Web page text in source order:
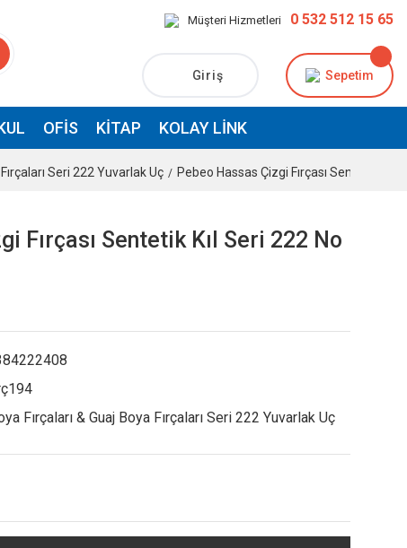
Müşteri Hizmetleri 0 532 512 15 65
Giriş Sepetim
OFIS KITAP KOLAY LINK
Seri 222 Yuvarlak Uç Pebeo Hassas Çizgi Fırçası Sentetik Kıl
Fırçası Sentetik Kıl Seri 222 No
Fırçaları & Guaj Boya Fırçaları Seri 222 Yuvarlak Uç